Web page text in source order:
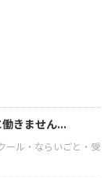
きません...
ール・ならいごと・受